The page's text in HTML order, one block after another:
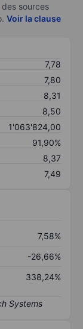
sources
Voir la clause
7,78
7,80
8,31
8,50
1'063'824,00
91,90%
8,37
7,49
7,58%
-26,66%
338,24%